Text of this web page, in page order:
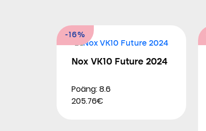
-16%
Nox VK10 Future 2024
Poäng: 8.6
205.76€